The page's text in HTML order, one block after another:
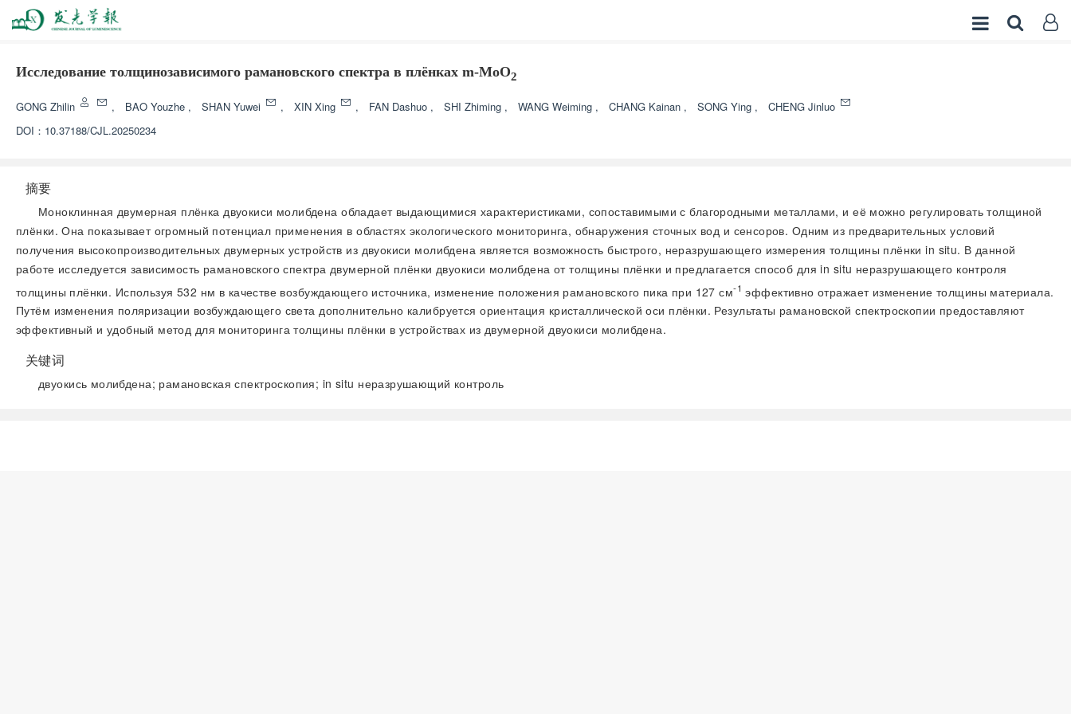
Исследование толщинозависимого рамановского спектра в плёнках m-MoO2
GONG Zhilin , BAO Youzhe , SHAN Yuwei , XIN Xing , FAN Dashuo , SHI Zhiming , WANG Weiming , CHANG Kainan , SONG Ying ,
CHENG Jinluo
DOI： 10.37188/CJL.20250234
摘要
Моноклинная двумерная плёнка двуокиси молибдена обладает выдающимися характеристиками, сопоставимыми с благородными металлами, и её можно регулировать толщиной
плёнки. Она показывает огромный потенциал применения в областях экологического мониторинга, обнаружения сточных вод и сенсоров. Одним из предварительных условий
получения высокопроизводительных двумерных устройств из двуокиси молибдена является возможность быстрого, неразрушающего измерения толщины плёнки in situ. В данной
работе исследуется зависимость рамановского спектра двумерной плёнки двуокиси молибдена от толщины плёнки и предлагается способ для in situ неразрушающего контроля
толщины плёнки. Используя 532 нм в качестве возбуждающего источника, изменение положения рамановского пика при 127 см-1 эффективно отражает изменение толщины материала.
Путём изменения поляризации возбуждающего света дополнительно калибруется ориентация кристаллической оси плёнки. Результаты рамановской спектроскопии предоставляют
эффективный и удобный метод для мониторинга толщины плёнки в устройствах из двумерной двуокиси молибдена.
关键词
двуокись молибдена; рамановская спектроскопия; in situ неразрушающий контроль